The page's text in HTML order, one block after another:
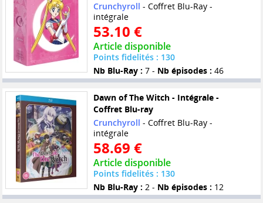
Crunchyroll - Coffret Blu-Ray -
intégrale
53.10 €
Article disponible
Points fidelités : 130
Nb Blu-Ray : 7 - Nb épisodes : 46
Dawn of The Witch - Intégrale -
Coffret Blu-ray
Crunchyroll - Coffret Blu-Ray -
intégrale
58.69 €
Article disponible
Points fidelités : 130
Nb Blu-Ray : 2 - Nb épisodes : 12